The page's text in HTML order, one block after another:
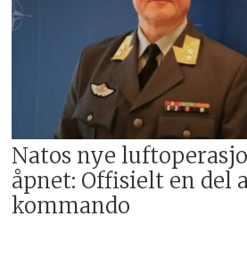
Natos nye
åpnet: Offisielt en del
kommando